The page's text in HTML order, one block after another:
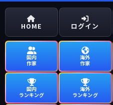
HOME ログイン
国内
作家
海外
作家
国内
ランキング
海外
ランキング